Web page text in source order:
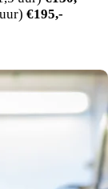
€195,-